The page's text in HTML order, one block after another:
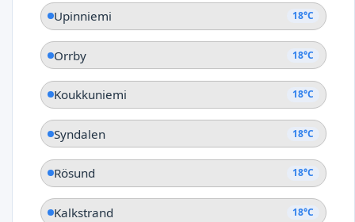
Upinniemi 18°C
Orrby 18°C
Koukkuniemi 18°C
Syndalen 18°C
Rösund 18°C
Kalkstrand 18°C